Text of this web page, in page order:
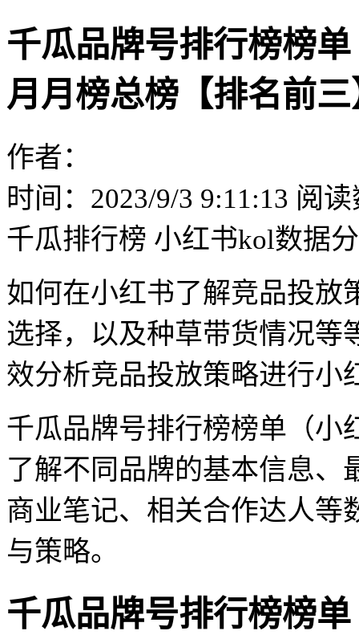
千瓜品牌号排行榜榜
月月榜总榜【排名前
作者：
时间：2023/9/3 9:11:13 阅读
千瓜排行榜 小红书kol数据
如何在小红书了解竞品投放
选择，以及种草带货情况等
效分析竞品投放策略进行小
千瓜品牌号排行榜榜单（小
了解不同品牌的基本信息、
商业笔记、相关合作达人等
与策略。
千瓜品牌号排行榜榜